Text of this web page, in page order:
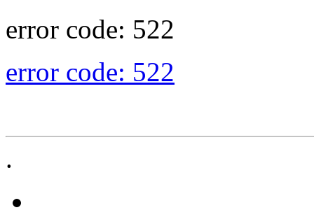
error code: 522
error code: 522
.